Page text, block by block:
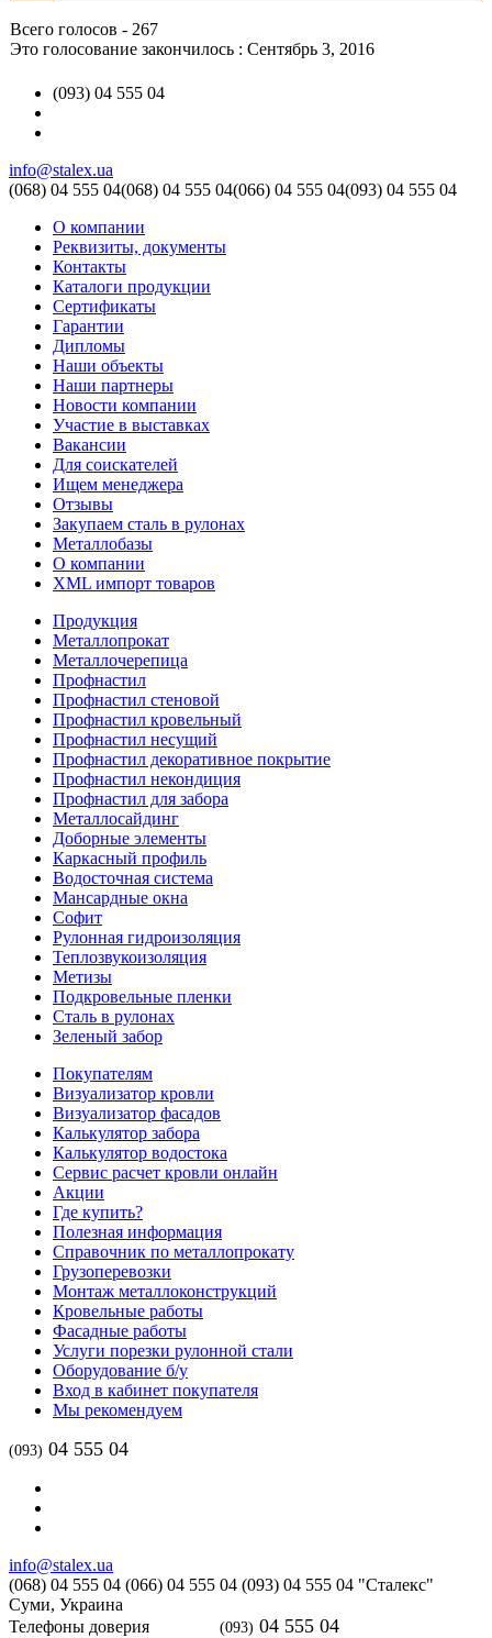
Всего голосов - 267
Это голосование закончилось : Сентябрь 3, 2016
(093) 04 555 04
info@stalex.ua
(068) 04 555 04(068) 04 555 04(066) 04 555 04(093) 04 555 04
О компании
Реквизиты, документы
Контакты
Каталоги продукции
Сертификаты
Гарантии
Дипломы
Наши объекты
Наши партнеры
Новости компании
Участие в выставках
Вакансии
Для соискателей
Ищем менеджера
Отзывы
Закупаем сталь в рулонах
Металлобазы
О компании
XML импорт товаров
Продукция
Металлопрокат
Металлочерепица
Профнастил
Профнастил стеновой
Профнастил кровельный
Профнастил несущий
Профнастил декоративное покрытие
Профнастил некондиция
Профнастил для забора
Металлосайдинг
Доборные элементы
Каркасный профиль
Водосточная система
Мансардные окна
Софит
Рулонная гидроизоляция
Теплозвукоизоляция
Метизы
Подкровельные пленки
Сталь в рулонах
Зеленый забор
Покупателям
Визуализатор кровли
Визуализатор фасадов
Калькулятор забора
Калькулятор водостока
Сервис расчет кровли онлайн
Акции
Где купить?
Полезная информация
Справочник по металлопрокату
Грузоперевозки
Монтаж металлоконструкций
Кровельные работы
Фасадные работы
Услуги порезки рулонной стали
Оборудование б/у
Вход в кабинет покупателя
Мы рекомендуем
(093) 04 555 04
info@stalex.ua
(068) 04 555 04 (066) 04 555 04 (093) 04 555 04 "Сталекс"
Суми, Украина
Телефоны доверия
(093) 04 555 04